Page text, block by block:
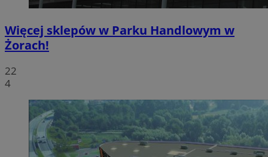
Więcej sklepów w Parku Handlowym w
Żorach!
22
4